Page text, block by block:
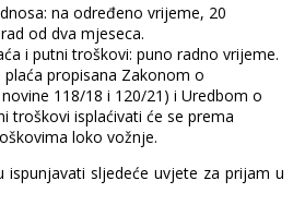
na određeno vrijeme, 20
od dva mjeseca.
i putni troškovi: puno radno vrijeme.
propisana Zakonom o
118/18 i 120/21) i Uredbom o
troškovi isplaćivati će se prema
loko vožnje.
ispunjavati sljedeće uvjete za prijam u